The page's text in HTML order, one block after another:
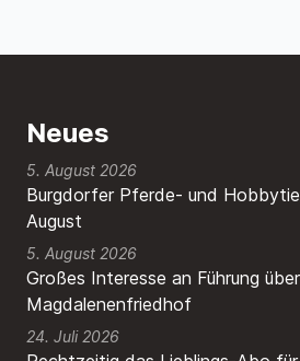
Neues
Burgdorfer Pferde- und
August
5. August 2026
Großes Interesse an Führung
Magdalenenfriedhof
5. August 2026
24. Juli 2026